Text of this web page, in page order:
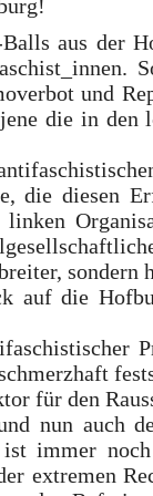
aus der
und
die in den
die diesen
sondern
auf die
für den
nun auch
immer
extremen